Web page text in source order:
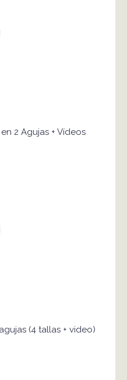
2 Agujas + Vídeos
(4 tallas + video)